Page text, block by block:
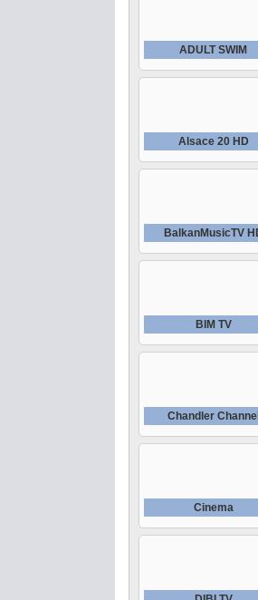
ADULT SWIM
Alsace 20 HD
BalkanMusicTV
BIM TV
Chandler
Cinema